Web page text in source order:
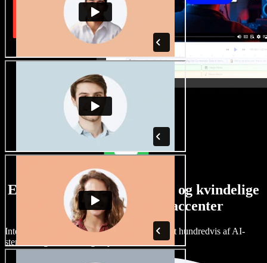
Et stort udvalg af mandlige og kvindelige
stemmer i alverdens accenter
Intet projekt behøver at lyde ens. Vælg blandt hundredvis af AI-
stemmer og accenter, og finjuster dem.